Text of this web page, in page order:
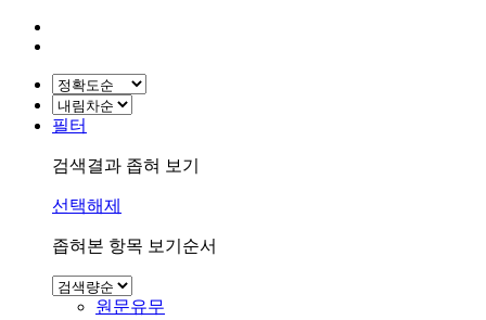
필터
검색결과 좁혀 보기
선택해제
좁혀본 항목 보기순서
원문유무